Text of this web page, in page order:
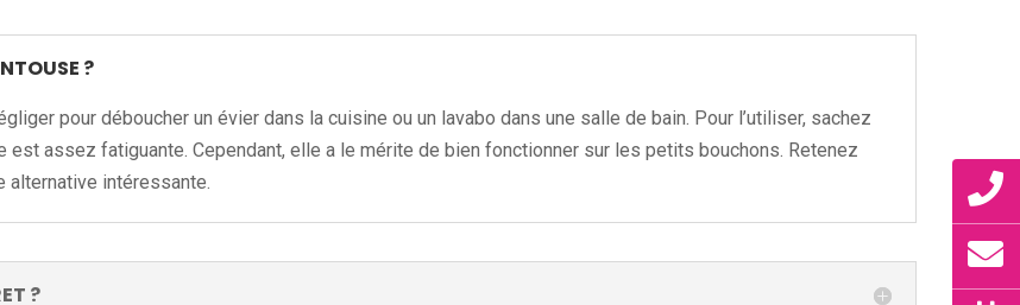
?
pour déboucher un évier dans la cuisine ou un lavabo dans une salle de bain. Pour l’utiliser, sachez
est assez fatiguante. Cependant, elle a le mérite de bien fonctionner sur les petits bouchons. Retenez
alternative intéressante.
?